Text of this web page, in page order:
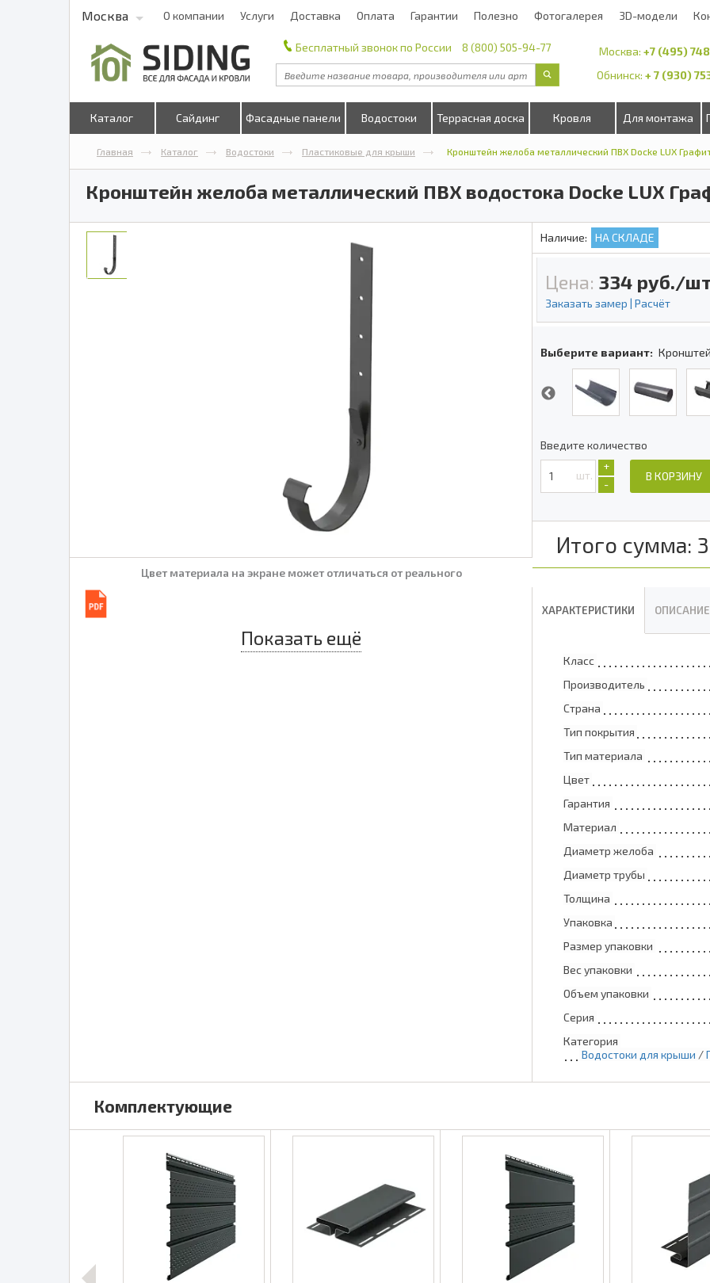
Москва О компании Услуги Доставка Оплата Гарантии Полезно Фотогалерея 3D-модели
Бесплатный звонок по России 8 (800) 505-94-77 Москва: +7 (495)
Обнинск: + 7 (930)
Каталог Сайдинг Фасадные панели Водостоки Террасная доска Кровля Для монтажа
Главная Каталог Водостоки Пластиковые для крыши Кронштейн желоба металлический ПВХ Docke LUX
Кронштейн желоба металлический ПВХ водостока Docke LUX
Цвет материала на экране может отличаться от реального
Наличие: НА СКЛАДЕ
Цена: 334 руб./
Заказать замер | Расчёт
Выберите вариант:
Введите количество
шт.
+
-
В КОРЗИНУ
Итого сумма:
Показать ещё
ХАРАКТЕРИСТИКИ ОПИСАНИЕ
Класс
Производитель
Страна
Тип покрытия
Тип материала
Цвет
Гарантия
Материал
Диаметр желоба
Диаметр трубы
Толщина
Упаковка
Размер упаковки
Вес упаковки
Объем упаковки
Серия
Категория
Водостоки для крыши /
Комплектующие